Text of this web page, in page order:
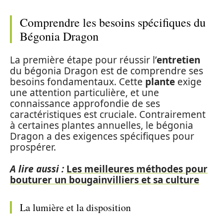
Comprendre les besoins spécifiques du
Bégonia Dragon
La première étape pour réussir l’entretien
du bégonia Dragon est de comprendre ses
besoins fondamentaux. Cette plante exige
une attention particulière, et une
connaissance approfondie de ses
caractéristiques est cruciale. Contrairement
à certaines plantes annuelles, le bégonia
Dragon a des exigences spécifiques pour
prospérer.
A lire aussi : Les meilleures méthodes pour
bouturer un bougainvilliers et sa culture
La lumière et la disposition